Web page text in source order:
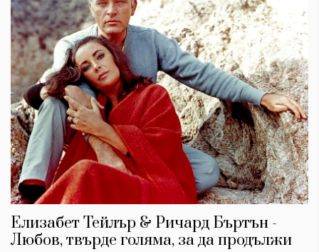
Елизабет Тейлър & Ричард Бъртън -
Любов, твърде голяма, за да продължи